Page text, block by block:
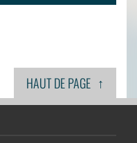
HAUT DE PAGE ↑